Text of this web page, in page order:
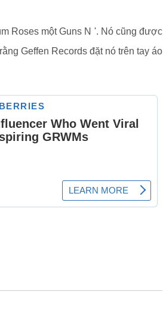
Roses một Guns N '. Nó cũng được
Geffen Records đặt nó trên tay áo